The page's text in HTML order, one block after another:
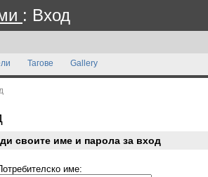
: Вход
Тагове Gallery
своите име и парола за вход
име: